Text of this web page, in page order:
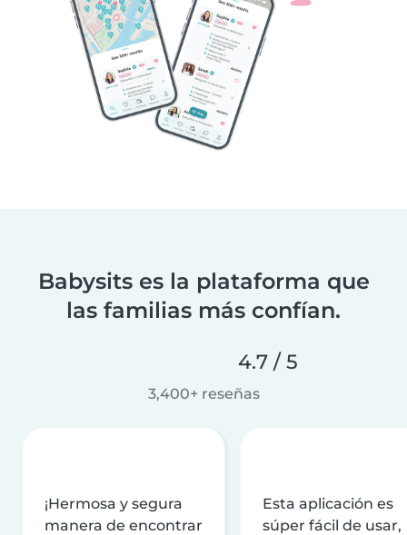
Babysits es la plataforma que
las familias más confían.
4.7 / 5
3,400+ reseñas
¡Hermosa y segura
manera de encontrar
Esta aplicación es
súper fácil de usar,